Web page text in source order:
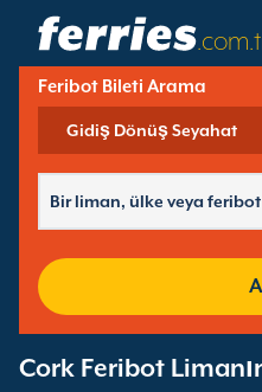
Feribot Şirketleri
Feribot Destinasyonları
Feribot Limanları
Feribot Bileti Arama
Gidiş Dönüş Seyahat
Cork Feribot